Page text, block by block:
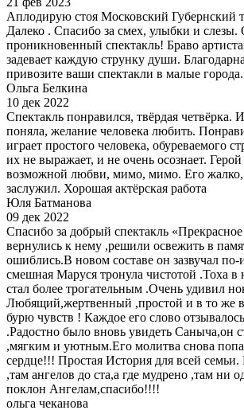
Аплодирую стоя Московский Губернский
Далеко . Спасибо за смех, улыбки и слезы.
проникновенный спектакль! Браво
задевает каждую струнку души.
привозите ваши спектакли в малые города.
Ольга Белкина
10 дек 2022
Спектакль понравился, твёрдая четвёрка.
поняла, желание человека любить.
играет простого человека, обуреваемого
их не выражает, и не очень осознает.
возможной любви, мимо, мимо. Его
заслужил. Хорошая актёрская работа
Юля Батманова
09 дек 2022
Спасибо за добрый спектакль
вернулись к нему ,решили освежить в
ошиблись.В новом составе он зазвучал
смешная Маруся тронула чистотой .Тоха
стал более трогательным .Очень удивил
Любящий,жертвенный ,простой и в то же
бурю чувств ! Каждое его слово
.Радостно было вновь увидеть Саныча,он
,мягким и уютным.Его молитва снова
сердце!!! Простая История для всей
,там ангелов до ста,а где мудрено ,там ни
поклон Ангелам,спасибо!!!!
ольга чеканова